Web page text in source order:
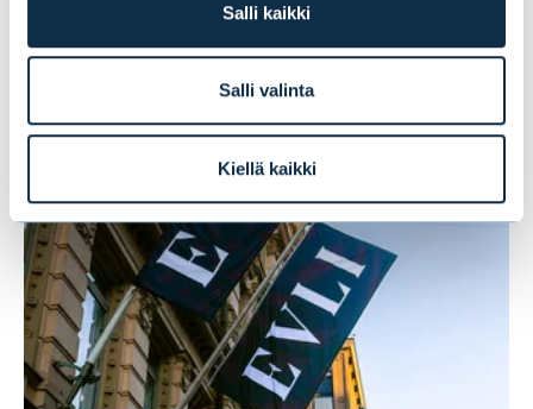
Salli kaikki
Salli valinta
Kiellä kaikki
Tämä saattaa myös
kiinnostaa sinua